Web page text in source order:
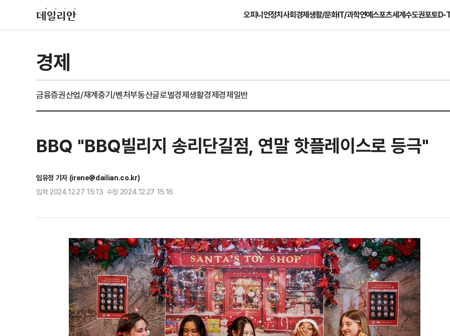
오피니언정치사회경제생활/문화IT/과학연예스포츠세계수도권포토D-
경제
금융증권산업/재계중기/벤처부동산글로벌경제생활경제경제일반
BBQ "BBQ빌리지 송리단길점, 연말 핫플레이스로 등극"
임유정 기자 (irene@dailian.co.kr)
입력 2024.12.27 15:13 수정 2024.12.27 15:16
1
李대통령, 20대 지지율 하락
나…"청년 보편적 지원 문턱
2
지진에 3000만원 기부했는